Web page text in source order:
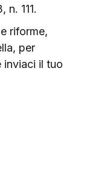
111.
riforme,
per
inviaci il tuo